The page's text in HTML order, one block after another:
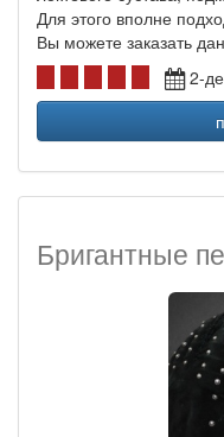
Для этого вполне
Вы можете заказать
2-
Бригантные